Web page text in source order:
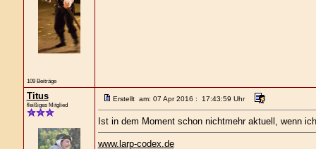
109 Beiträge
Titus
fleißiges Mitglied
Erstellt am: 07 Apr 2016 : 17:43:59 Uhr
Ist in dem Moment schon nichtmehr aktuell, wenn
www.larp-codex.de